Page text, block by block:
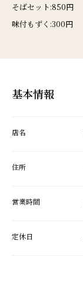
そばセット:850円
味付もずく:300円
基本情報
店名
住所
営業時間
定休日